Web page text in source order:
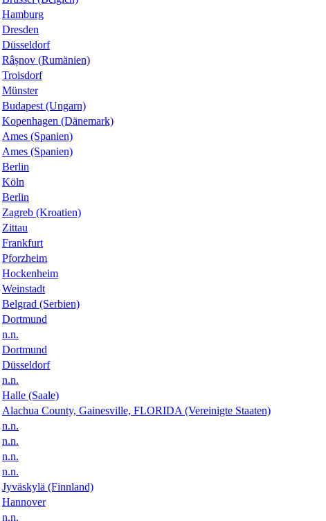
Hamburg
Dresden
Düsseldorf
Râșnov (Rumänien)
Troisdorf
Münster
Budapest (Ungarn)
Kopenhagen (Dänemark)
Ames (Spanien)
Ames (Spanien)
Berlin
Köln
Berlin
Zagreb (Kroatien)
Zittau
Frankfurt
Pforzheim
Hockenheim
Weinstadt
Belgrad (Serbien)
Dortmund
n.n.
Dortmund
Düsseldorf
n.n.
Halle (Saale)
Alachua County, Gainesville, FLORIDA (Vereinigte Staaten)
n.n.
n.n.
n.n.
n.n.
Jyväskylä (Finnland)
Hannover
n.n.